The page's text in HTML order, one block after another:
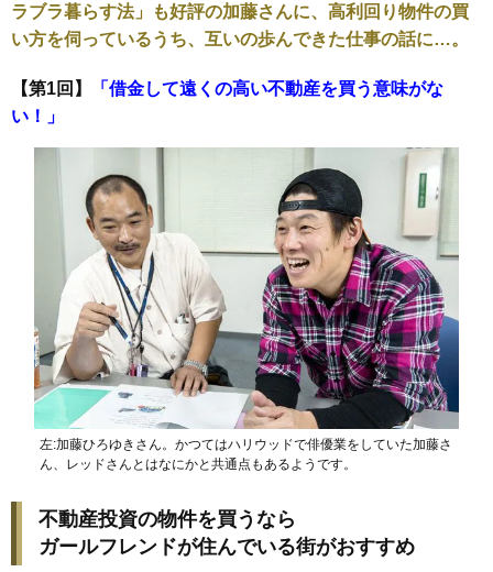
ラブラ暮らす法」も好評の加藤さんに、高利回り物件の買
い方を伺っているうち、互いの歩んできた仕事の話に…。
【第1回】
「借金して遠くの高い不動産を買う意味がな
い！」
左:加藤ひろゆきさん。かつてはハリウッドで俳優業をしていた加藤さ
ん、レッドさんとはなにかと共通点もあるようです。
不動産投資の物件を買うなら
ガールフレンドが住んでいる街がおすすめ